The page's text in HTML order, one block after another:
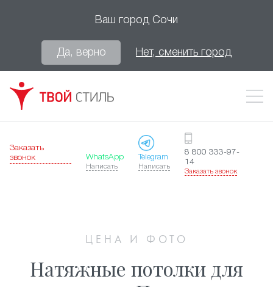
Ваш город Сочи
Да, верно Нет, сменить город
Заказать
звонок
WhatsApp
Написать
Telegram
Написать
8 800 333-97-
14
Заказать звонок
ЦЕНА И ФОТО
Натяжные потолки для